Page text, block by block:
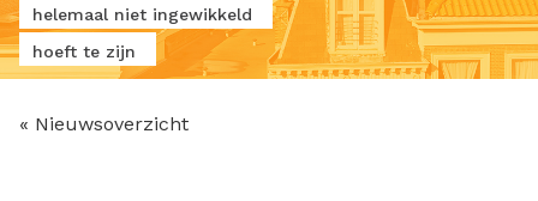
helemaal niet ingewikkeld
hoeft te zijn
« Nieuwsoverzicht